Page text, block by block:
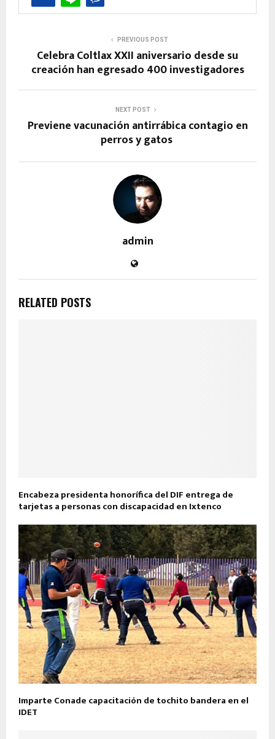
PREVIOUS POST
Celebra Coltlax XXII aniversario desde su
creación han egresado 400 investigadores
NEXT POST
Previene vacunación antirrábica contagio en
perros y gatos
admin
RELATED POSTS
Encabeza presidenta honorífica del DIF entrega de
tarjetas a personas con discapacidad en Ixtenco
Imparte Conade capacitación de tochito bandera en el
IDET